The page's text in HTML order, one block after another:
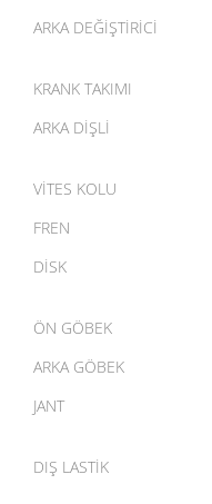
ARKA DEĞİŞTİRİCİ
KRANK TAKIMI
ARKA DİŞLİ
VİTES KOLU
FREN
DİSK
ÖN GÖBEK
ARKA GÖBEK
JANT
DIŞ LASTİK